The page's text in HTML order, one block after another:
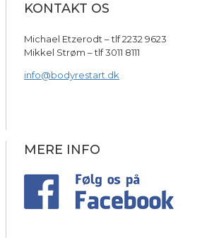
KONTAKT OS
Michael Etzerodt – tlf 2232 9623
Mikkel Strøm – tlf 3011 8111
info@bodyrestart.dk
MERE INFO